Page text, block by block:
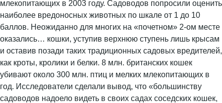
млекопитающих в 2003 году. Садоводов попросили оценить
наиболее вредоносных животных по шкале от 1 до 10
баллов. Неожиданно для многих на «почетном» 2-ом месте
оказались… кошки, уступив верхнюю ступень лишь крысам
и оставив позади таких традиционных садовых вредителей,
как кроты, кролики и белки. 8 млн. британских кошек
убивают около 300 млн. птиц и мелких млекопитающих в
год. Исследователи сделали вывод, что «большинству
садоводов надоело видеть в своих садах соседских кошек,